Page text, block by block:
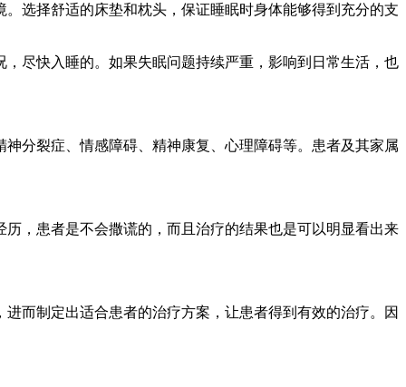
选择舒适的床垫和枕头，保证睡眠时身体能够得到充分的支
尽快入睡的。如果失眠问题持续严重，影响到日常生活，也
分裂症、情感障碍、精神康复、心理障碍等。患者及其家属
，患者是不会撒谎的，而且治疗的结果也是可以明显看出来
制定出适合患者的治疗方案，让患者得到有效的治疗。因